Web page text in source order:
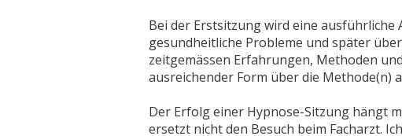
Bei der Erstsitzung wird eine
gesundheitliche Probleme und später
zeitgemässen Erfahrungen, Methoden
ausreichender Form über die Methode(n)
Der Erfolg einer Hypnose-Sitzung hängt
ersetzt nicht den Besuch beim Facharzt.